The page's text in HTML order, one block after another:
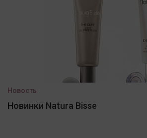
Новость
Новинки Natura Bisse